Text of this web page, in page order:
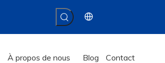
À propos de nous Blog Contact